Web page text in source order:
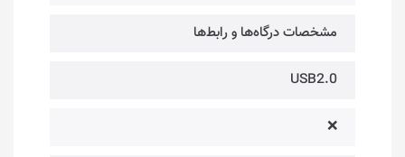
مشخصات درگاه‌ها و رابط‌ها
USB2.0
❌